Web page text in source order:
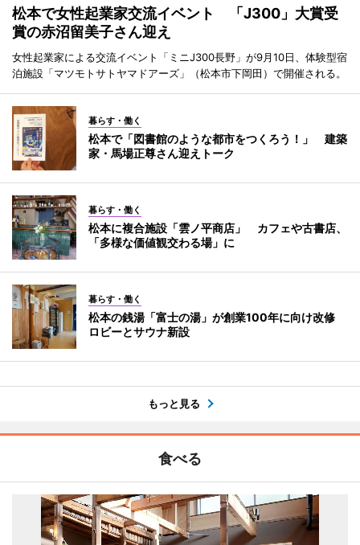
松本で女性起業家交流イベント 「J300」大賞受
賞の赤沼留美子さん迎え
女性起業家による交流イベント「ミニJ300長野」が9月10日、体験型宿
泊施設「マツモトサトヤマドアーズ」（松本市下岡田）で開催される。
暮らす・働く
松本で「図書館のような都市をつくろう！」 建築
家・馬場正尊さん迎えトーク
暮らす・働く
松本に複合施設「雲ノ平商店」 カフェや古書店、
「多様な価値観交わる場」に
暮らす・働く
松本の銭湯「富士の湯」が創業100年に向け改修
ロビーとサウナ新設
もっと見る
食べる